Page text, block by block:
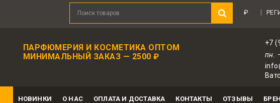
Приятный подарок в каждом заказе! ₽
ПАРФЮМЕРИЯ И КОСМЕТИКА ОПТОМ
МИНИМАЛЬНЫЙ ЗАКАЗ — 2500 ₽
+7
пн.
НОВИНКИ О НАС ОПЛАТА И ДОСТАВКА КОНТАКТЫ ОТЗЫВЫ